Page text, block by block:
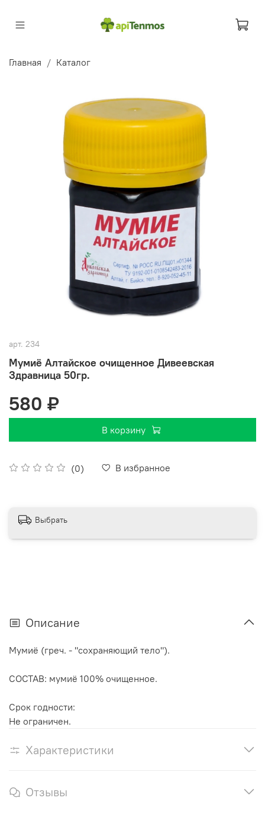
Главная Каталог
арт. 234
Мумиё Алтайское очищенное Дивеевская
Здравница 50гр.
(0) В избранное
580 ₽
В корзину
Выбрать
Описание
Мумиё (греч. - "сохраняющий тело").
СОСТАВ: мумиё 100% очищенное.
Срок годности:
Не ограничен.
Характеристики
Отзывы